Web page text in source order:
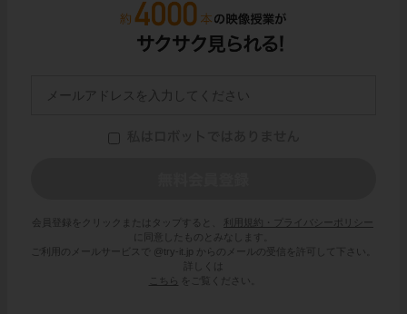
会員登録をクリックまたはタップすると、
利用規約・プライバシーポリシー
に同意したものとみなします。
ご利用のメールサービスで @try-it.jp からのメールの受信を許可して下さい。
詳しくは
こちら
をご覧ください。